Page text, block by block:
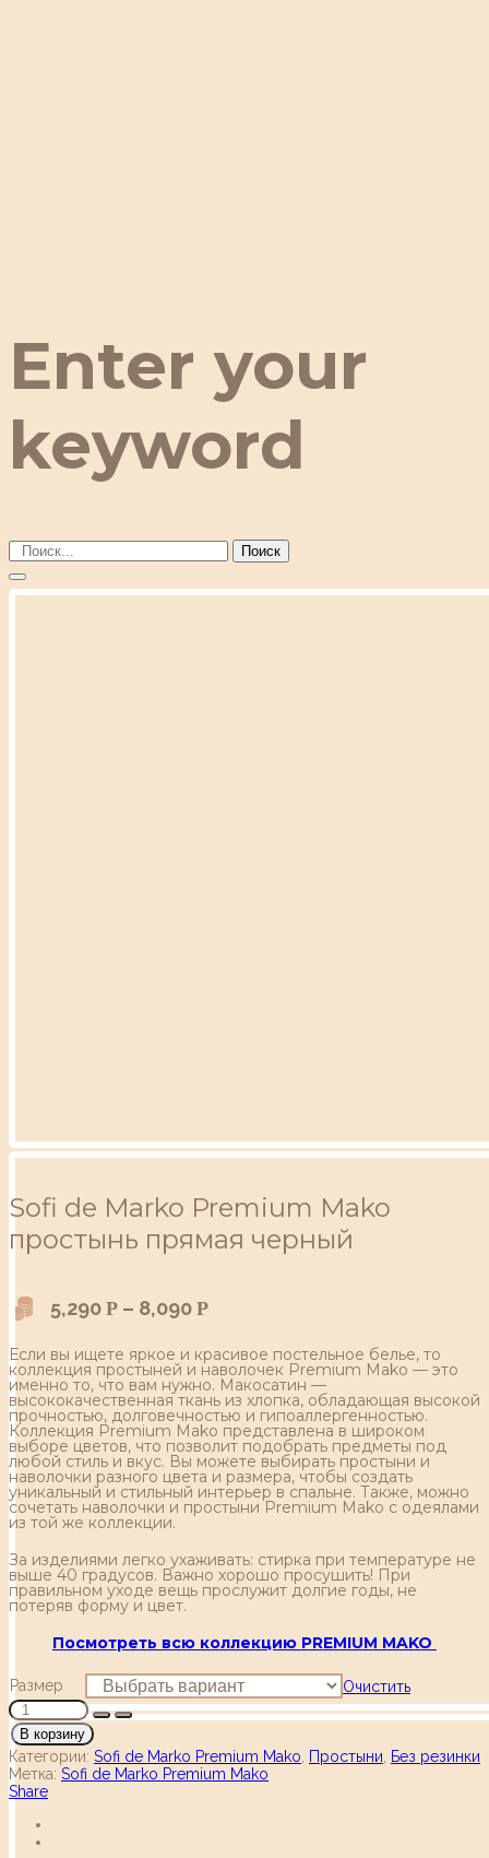
Enter your
keyword
Поиск
Sofi de Marko Premium Mako
простынь прямая черный
5,290 Р – 8,090 Р
Если вы ищете яркое и красивое постельное белье, то
коллекция простыней и наволочек Premium Mako — это
именно то, что вам нужно. Макосатин —
высококачественная ткань из хлопка, обладающая высокой
прочностью, долговечностью и гипоаллергенностью.
Коллекция Premium Mako представлена в широком
выборе цветов, что позволит подобрать предметы под
любой стиль и вкус. Вы можете выбирать простыни и
наволочки разного цвета и размера, чтобы создать
уникальный и стильный интерьер в спальне. Также, можно
сочетать наволочки и простыни Premium Mako с одеялами
из той же коллекции.
За изделиями легко ухаживать: стирка при температуре не
выше 40 градусов. Важно хорошо просушить! При
правильном уходе вещь прослужит долгие годы, не
потеряв форму и цвет.
Посмотреть всю коллекцию PREMIUM MAKO
Размер Очистить
В корзину
Категории: Sofi de Marko Premium Mako Простыни
Без резинки
Метка: Sofi de Marko Premium Mako
Share